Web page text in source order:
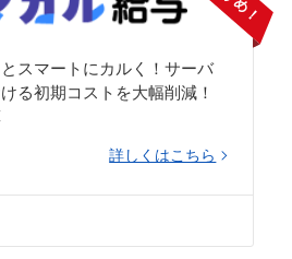
スマートにカルく！サーバ
る初期コストを大幅削減！
詳しくはこちら